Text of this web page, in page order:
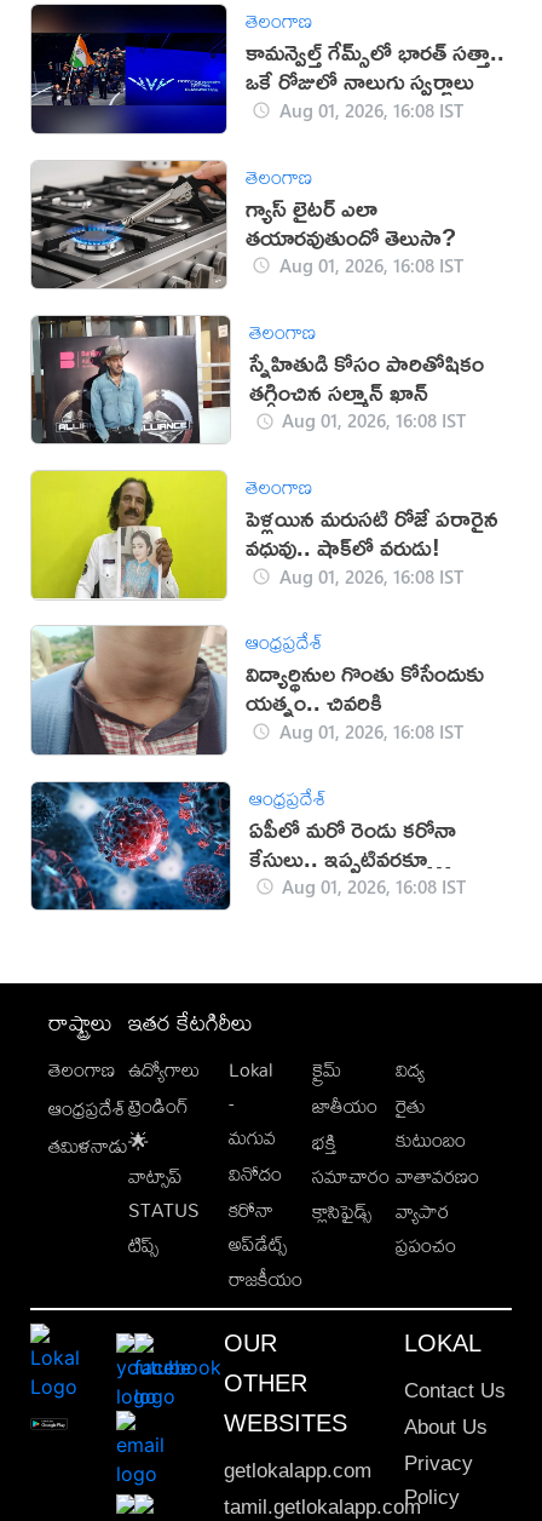
తెలంగాణ
కామన్వెల్త్ గేమ్స్‌లో భారత్‌ సత్తా..
ఒకే రోజులో నాలుగు స్వర్ణాలు
Aug 01, 2026, 16:08 IST
తెలంగాణ
గ్యాస్ లైటర్ ఎలా
తయారవుతుందో తెలుసా?
Aug 01, 2026, 16:08 IST
తెలంగాణ
స్నేహితుడి కోసం పారితోషికం
తగ్గించిన సల్మాన్ ఖాన్
Aug 01, 2026, 16:08 IST
తెలంగాణ
పెళ్లయిన మరుసటి రోజే పరారైన
వధువు.. షాక్‌లో వరుడు!
Aug 01, 2026, 16:08 IST
ఆంధ్రప్రదేశ్
విద్యార్థినుల గొంతు కోసేందుకు
యత్నం.. చివరికి
Aug 01, 2026, 16:08 IST
ఆంధ్రప్రదేశ్
ఏపీలో మరో రెండు కరోనా
కేసులు.. ఇప్పటివరకూ
ఎన్నంటే?
Aug 01, 2026, 16:08 IST
రాష్ట్రాలు
తెలంగాణ
ఆంధ్రప్రదేశ్
తమిళనాడు
ఇతర కేటగిరీలు
ఉద్యోగాలు
ట్రెండింగ్
🌟
వాట్సాప్
STATUS
టిప్స్
Lokal
-
మగువ
వినోదం
కరోనా
అప్‌డేట్స్
రాజకీయం
క్రైమ్
జాతీయం
భక్తి
సమాచారం
క్లాసిఫైడ్స్
విద్య
రైతు
కుటుంబం
వాతావరణం
వ్యాపార
ప్రపంచం
OUR
OTHER
WEBSITES
getlokalapp.com
tamil.getlokalapp.com
LOKAL
Contact Us
About Us
Privacy
Policy